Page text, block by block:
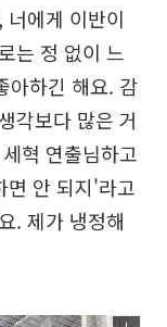
에게 이반이
는 정 없이 느
아하긴 해요. 감
각보다 많은 거
혁 연출님하고
면 안 되지'라고
. 제가 냉정해